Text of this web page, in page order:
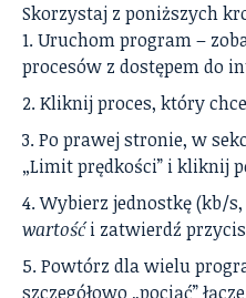
Skorzystaj z poniższych
Uruchom program –
procesów z dostępem do
Kliknij proces, który
Po prawej stronie, w
„Limit prędkości” i kliknij
Wybierz jednostkę (kb/
wartośći zatwierdź
Powtórz dla wielu
szczegółowo „pociąć”